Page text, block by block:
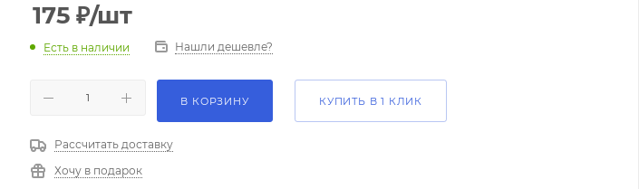
175 ₽/шт
Есть в наличии Нашли дешевле?
В КОРЗИНУ КУПИТЬ В 1 КЛИК
Рассчитать доставку
Хочу в подарок